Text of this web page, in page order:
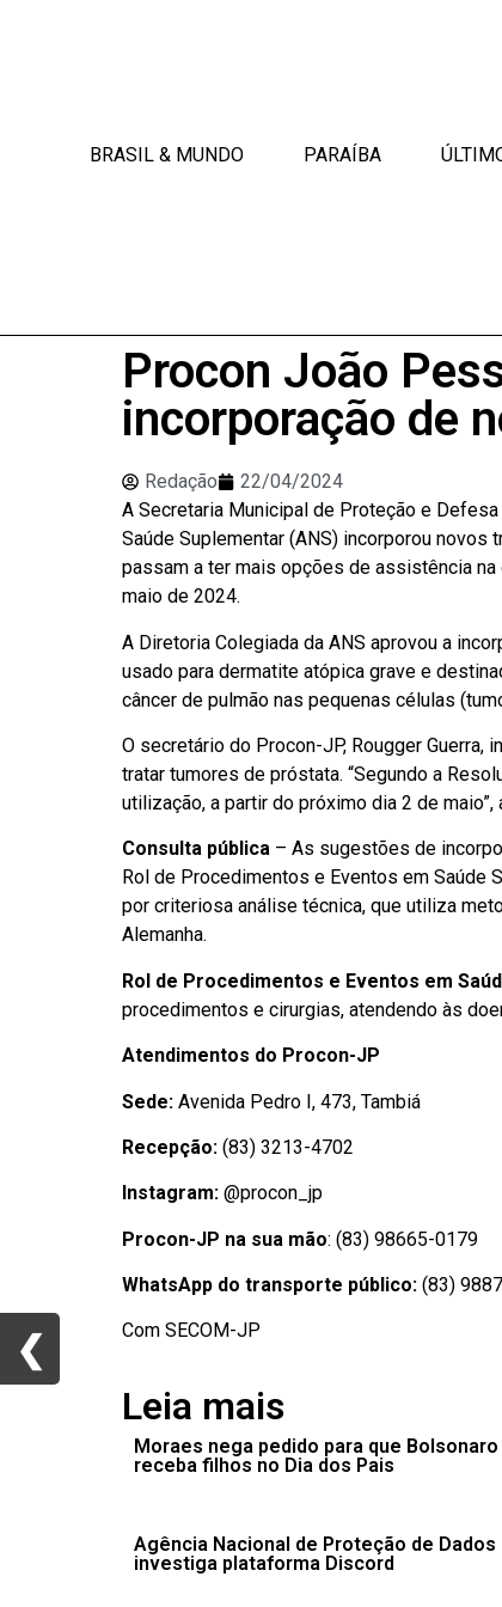
BRASIL & MUNDO PARAÍBA
Procon João
incorporação de
Redação
22/04/2024
A Secretaria Municipal de Proteção e
Saúde Suplementar (ANS) incorporou
passam a ter mais opções de assistência
maio de 2024.
A Diretoria Colegiada da ANS aprovou a
usado para dermatite atópica grave e
câncer de pulmão nas pequenas células
O secretário do Procon-JP, Rougger
tratar tumores de próstata. “Segundo a
utilização, a partir do próximo dia 2 de maio”,
Consulta pública – As sugestões de
Rol de Procedimentos e Eventos em Saúde
por criteriosa análise técnica, que utiliza
Alemanha.
Rol de Procedimentos e Eventos em
procedimentos e cirurgias, atendendo às
Atendimentos do Procon-JP
Sede: Avenida Pedro I, 473, Tambiá
Recepção: (83) 3213-4702
Instagram: @procon_jp
Procon-JP na sua mão: (83) 98665-0179
WhatsApp do transporte público: (83)
Com SECOM-JP
Leia mais
Moraes nega pedido para que Bolsonaro
receba filhos no Dia dos Pais
Agência Nacional de Proteção de Dados
investiga plataforma Discord
❮
❮